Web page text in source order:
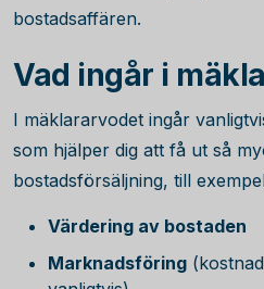
bostadsaffären.
Vad ingår i
I mäklararvodet ingår
som hjälper dig att få ut så
bostadsförsäljning, till
Värdering av bostaden
Marknadsföring